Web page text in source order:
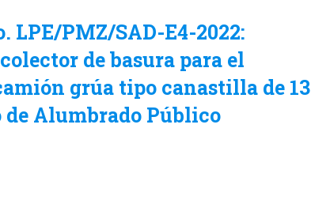
PMZ/SAD-E4-2022:
de basura para el
grúa tipo canastilla de 13
de Alumbrado Público